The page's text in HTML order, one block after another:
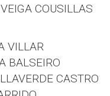
COUSILLAS
VILLAR
BALSEIRO
CASTRO